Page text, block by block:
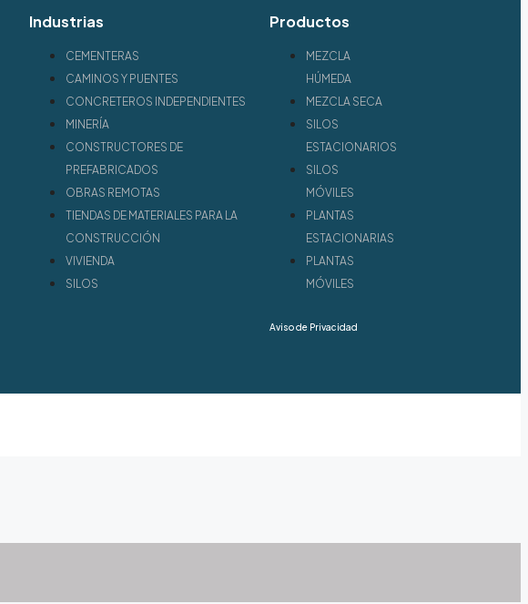
Industrias
CEMENTERAS
CAMINOS Y PUENTES
CONCRETEROS INDEPENDIENTES
MINERÍA
CONSTRUCTORES DE
PREFABRICADOS
OBRAS REMOTAS
TIENDAS DE MATERIALES PARA LA
CONSTRUCCIÓN
VIVIENDA
SILOS
Productos
MEZCLA
HÚMEDA
MEZCLA SECA
SILOS
ESTACIONARIOS
SILOS
MÓVILES
PLANTAS
ESTACIONARIAS
PLANTAS
MÓVILES
Aviso de Privacidad